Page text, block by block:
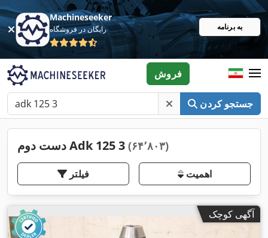
Machineseeker
رایگان در فروشگاه به برنامه
جستجو کردن
فروش
دست دوم Adk 125 3 (۶۴٬۸۰۳)
فیلتر اهمیت
آگهی کوچک